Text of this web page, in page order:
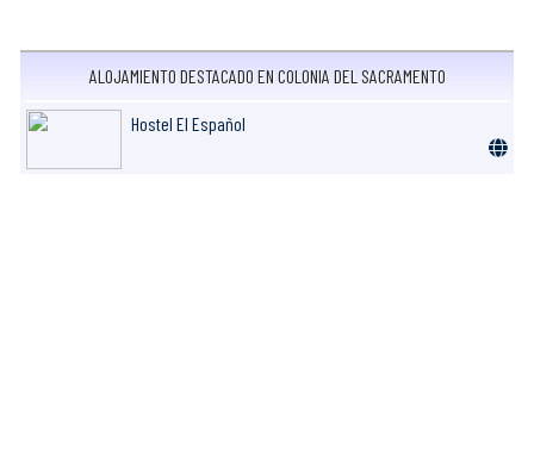
ALOJAMIENTO DESTACADO EN COLONIA DEL SACRAMENTO
Hostel El Español